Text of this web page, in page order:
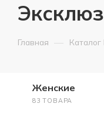
Главная — Каталог
Женские
83 ТОВАРА